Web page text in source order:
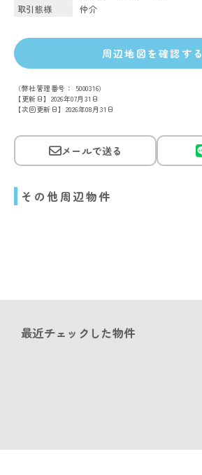
取引態様
仲介
周辺地図を確認する
（弊社管理番号： 5000316）
【更新日】2026年07月31日
【次回更新日】2026年08月31日
メールで送る
その他周辺物件
最近チェックした物件